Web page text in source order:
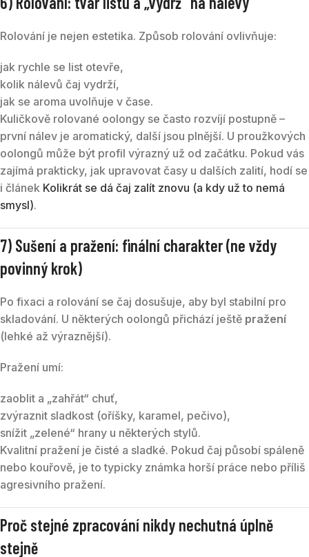
Rolování je nejen estetika. Způsob rolování ovlivňuje:
jak rychle se list otevře,
kolik nálevů čaj vydrží,
jak se aroma uvolňuje v čase.
Kuličkově rolované oolongy se často rozvíjí postupně –
první nálev je aromatický, další jsou plnější. U proužkových
oolongů může být profil výrazný už od začátku. Pokud vás
zajímá prakticky, jak upravovat časy u dalších zalití, hodí se
i článek Kolikrát se dá čaj zalít znovu (a kdy už to nemá
smysl).
7) Sušení a pražení: finální charakter (ne vždy
povinný krok)
Po fixaci a rolování se čaj dosušuje, aby byl stabilní pro
skladování. U některých oolongů přichází ještě pražení
(lehké až výraznější).
Pražení umí:
zaoblit a „zahřát“ chuť,
zvýraznit sladkost (oříšky, karamel, pečivo),
snížit „zelené“ hrany u některých stylů.
Kvalitní pražení je čisté a sladké. Pokud čaj působí spáleně
nebo kouřově, je to typicky známka horší práce nebo příliš
agresivního pražení.
Proč stejné zpracování nikdy nechutná úplně
stejně